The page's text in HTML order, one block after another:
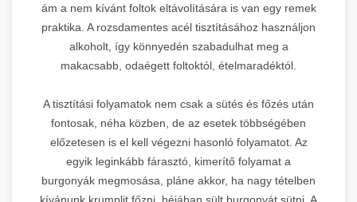
ám a nem kívánt foltok eltávolítására is van egy remek
praktika. A rozsdamentes acél tisztításához használjon
alkoholt, így könnyedén szabadulhat meg a
makacsabb, odaégett foltoktól, ételmaradéktól.
A tisztítási folyamatok nem csak a sütés és főzés után
fontosak, néha közben, de az esetek többségében
előzetesen is el kell végezni hasonló folyamatot. Az
egyik leginkább fárasztó, kimerítő folyamat a
burgonyák megmosása, pláne akkor, ha nagy tételben
kívánunk krumplit főzni, héjában sült burgonyát sütni. A